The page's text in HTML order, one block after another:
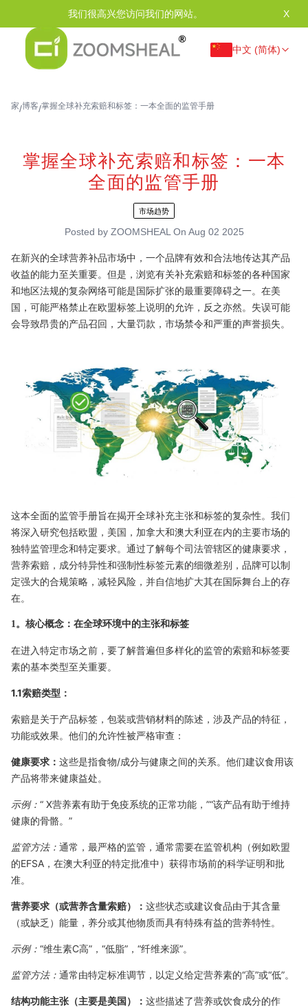
我们很高兴您访问我们的网站。 X
中文 (简体)
家/博客/掌握全球补充索赔和标签：一本全面的监管手册
掌握全球补充索赔和标签：一本
全面的监管手册
市场趋势
Posted by ZOOMSHEAL On Aug 02 2025
在新兴的全球营养补品市场中，一个品牌有效和合法地传达其产品
收益的能力至关重要。但是，浏览有关补充索赔和标签的各种国家
和地区法规的复杂网络可能是国际扩张的最重要障碍之一。在美
国，可能严格禁止在欧盟标签上说明的允许，反之亦然。失误可能
会导致昂贵的产品召回，大量罚款，市场禁令和严重的声誉损失。
这本全面的监管手册旨在揭开全球补充主张和标签的复杂性。我们
将深入研究包括欧盟，美国，加拿大和澳大利亚在内的主要市场的
独特监管理念和特定要求。通过了解每个司法管辖区的健康要求，
营养索赔，成分特异性和强制性标签元素的细微差别，品牌可以制
定强大的合规策略，减轻风险，并自信地扩大其在国际舞台上的存
在。
1。核心概念：在全球环境中的主张和标签
在进入特定市场之前，要了解普遍但多样化的监管的索赔和标签要
素的基本类型至关重要。
1.1索赔类型：
索赔是关于产品标签，包装或营销材料的陈述，涉及产品的特征，
功能或效果。他们的允许性被严格审查：
健康要求： 这些是指食物/成分与健康之间的关系。他们建议食用该
产品将带来健康益处。
示例： “ X营养素有助于免疫系统的正常功能，”“该产品有助于维持
健康的骨骼。”
监管方法： 通常，最严格的监管，通常需要在监管机构（例如欧盟
的EFSA，在澳大利亚的特定批准中）获得市场前的科学证明和批
准。
营养要求（或营养含量索赔）： 这些状态或建议食品由于其含量
（或缺乏）能量，养分或其他物质而具有特殊有益的营养特性。
示例： “维生素C高”，“低脂”，“纤维来源”。
监管方法： 通常由特定标准调节，以定义给定营养素的“高”或“低”。
结构功能主张（主要是美国）： 这些描述了营养或饮食成分的作